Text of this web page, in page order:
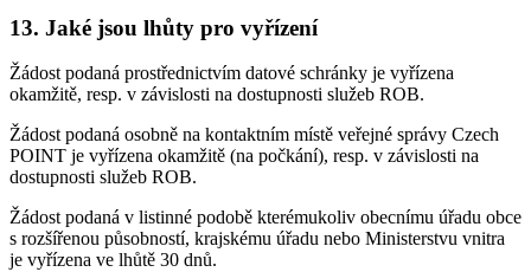
13. Jaké jsou lhůty pro vyřízení
Žádost podaná prostřednictvím datové schránky je vyřízena
okamžitě, resp. v závislosti na dostupnosti služeb ROB.
Žádost podaná osobně na kontaktním místě veřejné správy Czech
POINT je vyřízena okamžitě (na počkání), resp. v závislosti na
dostupnosti služeb ROB.
Žádost podaná v listinné podobě kterémukoliv obecnímu úřadu obce
s rozšířenou působností, krajskému úřadu nebo Ministerstvu vnitra
je vyřízena ve lhůtě 30 dnů.